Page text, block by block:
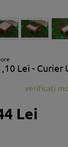
Lei - Curier
costuri
verificați
Lei